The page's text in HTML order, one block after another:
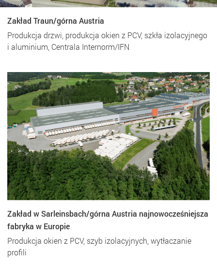
Zakład Traun/górna Austria
Produkcja drzwi, produkcja okien z PCV, szkła izolacyjnego
i aluminium, Centrala Internorm/IFN
Zakład w Sarleinsbach/górna Austria najnowocześniejsza
fabryka w Europie
Produkcja okien z PCV, szyb izolacyjnych, wytłaczanie
profili